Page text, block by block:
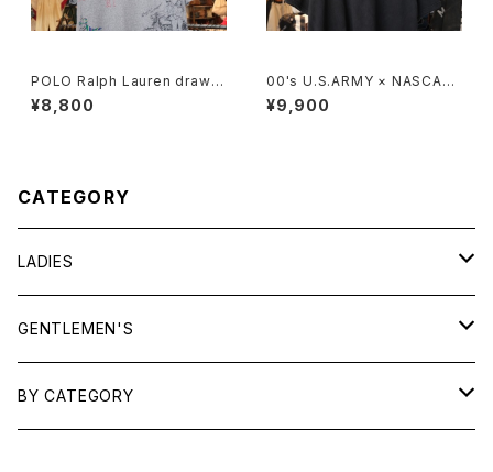
POLO Ralph Lauren drawin
g printed Tee w/ patch
¥8,800
00's U.S.ARMY × NASCAR
embroidered logo black c
otton Tee
¥9,900
CATEGORY
LADIES
TOPS
SHIRTS
OUTERWEAR
GENTLEMEN'S
TOPS
BY CATEGORY